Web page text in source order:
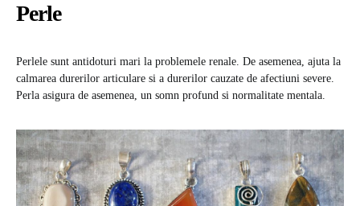
Perle
Perlele sunt antidoturi mari la problemele renale. De asemenea, ajuta la
calmarea durerilor articulare si a durerilor cauzate de afectiuni severe.
Perla asigura de asemenea, un somn profund si normalitate mentala.